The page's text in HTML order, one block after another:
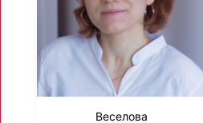
Веселова